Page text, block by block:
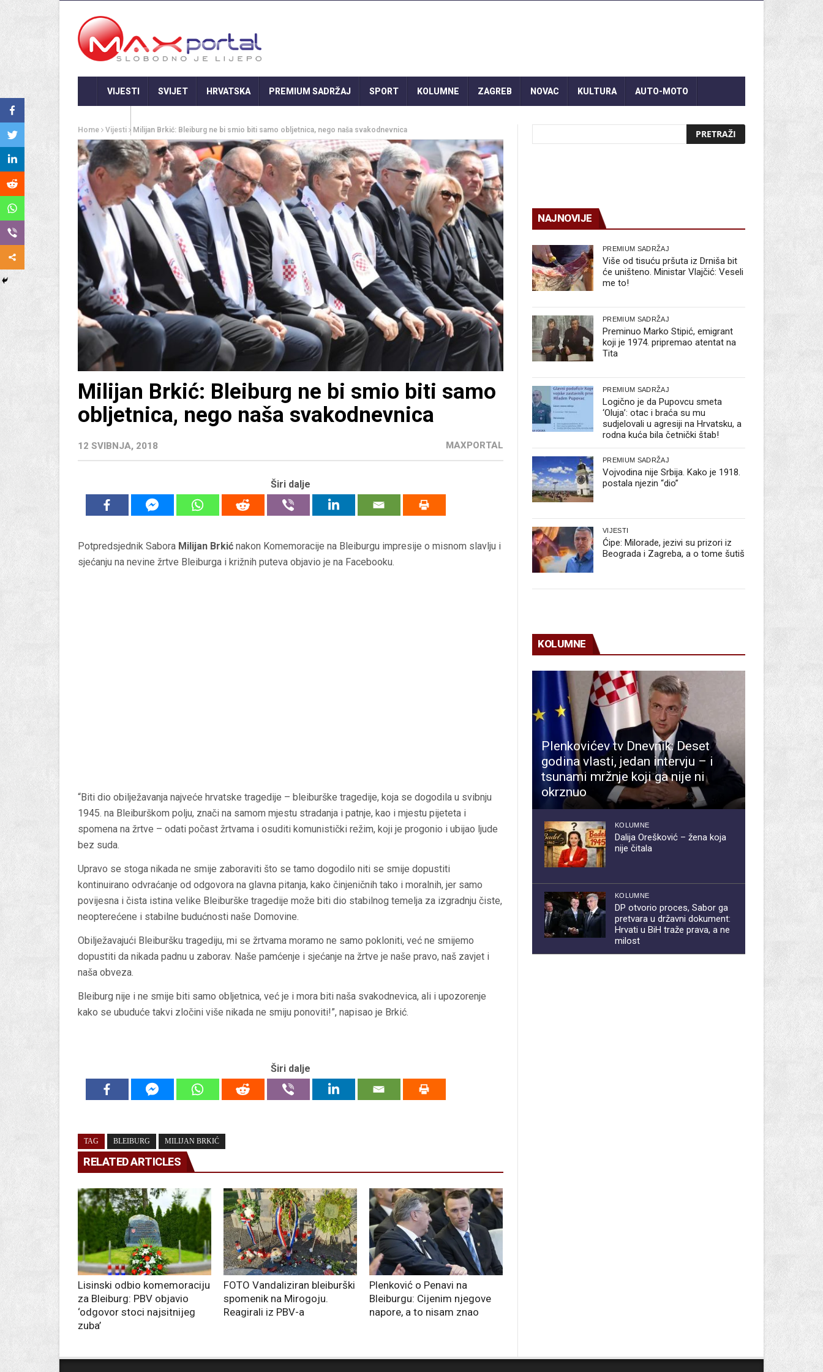
VIJESTI SVIJET HRVATSKA PREMIUM SADRŽAJ SPORT KOLUMNE ZAGREB NOVAC KULTURA AUTO-MOTO
Home Vijesti Milijan Brkić: Bleiburg ne bi smio biti samo obljetnica, nego naša svakodnevnica
Milijan Brkić: Bleiburg ne bi smio biti samo
obljetnica, nego naša svakodnevnica
12 SVIBNJA, 2018 MAXPORTAL
Širi dalje
Potpredsjednik Sabora Milijan Brkić nakon Komemoracije na Bleiburgu impresije o misnom slavlju i
sjećanju na nevine žrtve Bleiburga i križnih puteva objavio je na Facebooku.
“Biti dio obilježavanja najveće hrvatske tragedije – bleiburške tragedije, koja se dogodila u svibnju
1945. na Bleiburškom polju, znači na samom mjestu stradanja i patnje, kao i mjestu pijeteta i
spomena na žrtve – odati počast žrtvama i osuditi komunistički režim, koji je progonio i ubijao ljude
bez suda.
Upravo se stoga nikada ne smije zaboraviti što se tamo dogodilo niti se smije dopustiti
kontinuirano odvraćanje od odgovora na glavna pitanja, kako činjeničnih tako i moralnih, jer samo
povijesna i čista istina velike Bleiburške tragedije može biti dio stabilnog temelja za izgradnju čiste,
neopterećene i stabilne budućnosti naše Domovine.
Obilježavajući Bleiburšku tragediju, mi se žrtvama moramo ne samo pokloniti, već ne smijemo
dopustiti da nikada padnu u zaborav. Naše pamćenje i sjećanje na žrtve je naše pravo, naš zavjet i
naša obveza.
Bleiburg nije i ne smije biti samo obljetnica, već je i mora biti naša svakodnevica, ali i upozorenje
kako se ubuduće takvi zločini više nikada ne smiju ponoviti!”, napisao je Brkić.
Širi dalje
TAG BLEIBURG MILIJAN BRKIĆ
RELATED ARTICLES
Lisinski odbio komemoraciju
za Bleiburg: PBV objavio
‘odgovor stoci najsitnijeg
zuba’
FOTO Vandaliziran bleiburški
spomenik na Mirogoju.
Reagirali iz PBV-a
Plenković o Penavi na
Bleiburgu: Cijenim njegove
napore, a to nisam znao
NAJNOVIJE
PREMIUM SADRŽAJ
Više od tisuću pršuta iz Drniša bit
će uništeno. Ministar Vlajčić: Veseli
me to!
PREMIUM SADRŽAJ
Preminuo Marko Stipić, emigrant
koji je 1974. pripremao atentat na
Tita
PREMIUM SADRŽAJ
Logično je da Pupovcu smeta
‘Oluja’: otac i braća su mu
sudjelovali u agresiji na Hrvatsku, a
rodna kuća bila četnički štab!
PREMIUM SADRŽAJ
Vojvodina nije Srbija. Kako je 1918.
postala njezin “dio”
VIJESTI
Ćipe: Milorade, jezivi su prizori iz
Beograda i Zagreba, a o tome šutiš
KOLUMNE
Plenkovićev tv Dnevnik: Deset
godina vlasti, jedan intervju – i
tsunami mržnje koji ga nije ni
okrznuo
KOLUMNE
Dalija Orešković – žena koja
nije čitala
KOLUMNE
DP otvorio proces, Sabor ga
pretvara u državni dokument:
Hrvati u BiH traže prava, a ne
milost